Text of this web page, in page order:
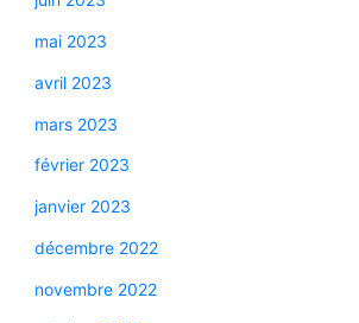
mai 2023
avril 2023
mars 2023
février 2023
janvier 2023
décembre 2022
novembre 2022